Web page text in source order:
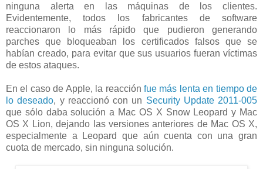
ninguna alerta en las máquinas de los clientes.
Evidentemente, todos los fabricantes de software
reaccionaron lo más rápido que pudieron generando
parches que bloqueaban los certificados falsos que se
habían creado, para evitar que sus usuarios fueran víctimas
de estos ataques.
En el caso de Apple, la reacción fue más lenta en tiempo de
lo deseado, y reaccionó con un Security Update 2011-005
que sólo daba solución a Mac OS X Snow Leopard y Mac
OS X Lion, dejando las versiones anteriores de Mac OS X,
especialmente a Leopard que aún cuenta con una gran
cuota de mercado, sin ninguna solución.